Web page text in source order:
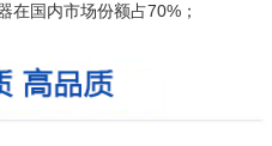
在国内市场份额占70%；